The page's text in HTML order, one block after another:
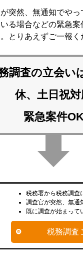
突然、無通知でや
る場合などの緊急
とりあえずご一報く
調査の立会い
休、土日祝
緊急案件OK
税務署から税務調査
調査官が突然、無通
既に調査が始まって
税務調査